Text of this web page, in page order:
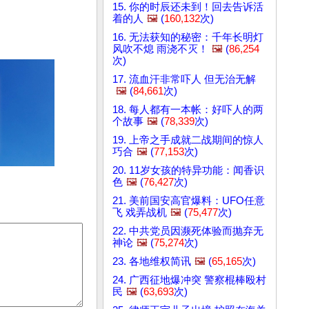
15. 你的时辰还未到！回去告诉活
着的人 🖼️ (160,132次)
16. 无法获知的秘密：千年长明灯
风吹不熄 雨浇不灭！
🖼️ (86,254
次)
17. 流血汗非常吓人 但无治无解
🖼️ (84,661次)
18. 每人都有一本帐：好吓人的两
个故事 🖼️ (78,339次)
19. 上帝之手成就二战期间的惊人
巧合 🖼️ (77,153次)
20. 11岁女孩的特异功能：闻香识
色 🖼️ (76,427次)
21. 美前国安高官爆料：UFO任意
飞 戏弄战机 🖼️ (75,477次)
22. 中共党员因濒死体验而抛弃无
神论 🖼️ (75,274次)
23. 各地维权简讯 🖼️ (65,165次)
24. 广西征地爆冲突 警察棍棒殴村
民 🖼️ (63,693次)